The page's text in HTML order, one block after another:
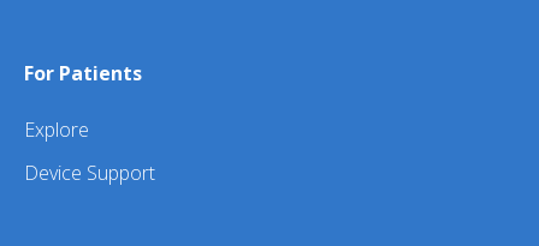
For Patients
Explore
Device Support